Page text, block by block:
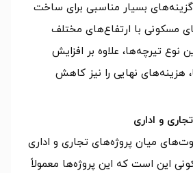
گزینه‌های بسیار مناسبی برای ساخت
مسکونی با ارتفاع‌های مختلف
نوع تیرچه‌ها، علاوه بر افزایش
هزینه‌های نهایی را نیز کاهش
و اداری
میان پروژه‌های تجاری و اداری
این است که این پروژه‌ها معمولاً